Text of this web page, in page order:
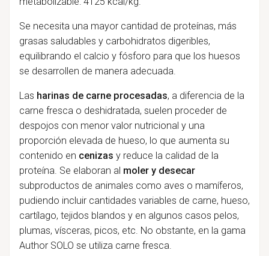
Se necesita una mayor cantidad de proteínas, más
grasas saludables y carbohidratos digeribles,
equilibrando el calcio y fósforo para que los huesos
se desarrollen de manera adecuada.
Las harinas de carne procesadas, a diferencia de la
carne fresca o deshidratada, suelen proceder de
despojos con menor valor nutricional y una
proporción elevada de hueso, lo que aumenta su
contenido en cenizas y reduce la calidad de la
proteína. Se elaboran al moler y desecar
subproductos de animales como aves o mamíferos,
pudiendo incluir cantidades variables de carne, hueso,
cartílago, tejidos blandos y en algunos casos pelos,
plumas, vísceras, picos, etc. No obstante, en la gama
Author SOLO se utiliza carne fresca.